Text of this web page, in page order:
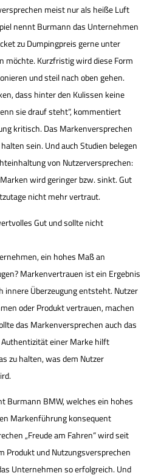
meist nur als heiße Luft
nennt Burmann das Unternehmen
zu Dumpingpreis gerne unter
möchte. Kurzfristig wird diese Form
und steil nach oben gehen.
dass hinter den Kulissen keine
sie drauf steht“, kommentiert
kritisch. Das Markenversprechen
sein. Und auch Studien belegen
von Nutzerversprechen:
wird geringer bzw. sinkt. Gut
nicht mehr vertraut.
Gut und sollte nicht
ein hohes Maß an
Markenvertrauen ist ein Ergebnis
innere Überzeugung entsteht. Nutzer
oder Produkt vertrauen, machen
das Markenversprechen auch das
einer Marke hilft
zu halten, was dem Nutzer
Burmann BMW, welches ein hohes
Markenführung konsequent
„Freude am Fahren“ wird seit
Produkt und Nutzungsversprechen
Unternehmen so erfolgreich. Und